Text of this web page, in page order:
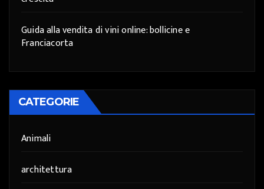
Guida alla vendita di vini online: bollicine e
Franciacorta
CATEGORIE
Animali
architettura